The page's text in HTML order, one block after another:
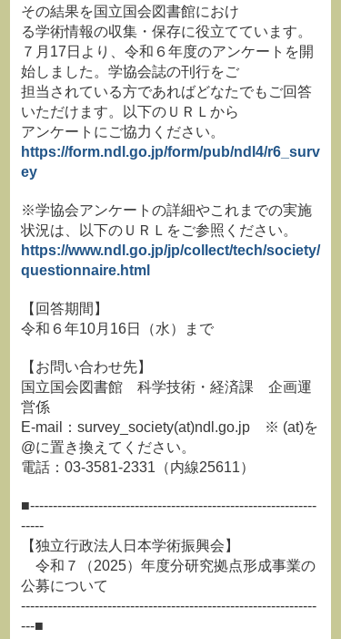
その結果を国立国会図書館におけ
る学術情報の収集・保存に役立てています。
７月17日より、令和６年度のアンケートを開
始しました。学協会誌の刊行をご
担当されている方であればどなたでもご回答
いただけます。以下のＵＲＬから
アンケートにご協力ください。
https://form.ndl.go.jp/form/pub/ndl4/r6_surv
ey
※学協会アンケートの詳細やこれまでの実施
状況は、以下のＵＲＬをご参照ください。
https://www.ndl.go.jp/jp/collect/tech/society/
questionnaire.html
【回答期間】
令和６年10月16日（水）まで
【お問い合わせ先】
国立国会図書館 科学技術・経済課 企画運
営係
E-mail：survey_society(at)ndl.go.jp ※ (at)を
@に置き換えてください。
電話：03-3581-2331（内線25611）
■---------------------------------------------------------------
-----
【独立行政法人日本学術振興会】
令和７（2025）年度分研究拠点形成事業の
公募について
-----------------------------------------------------------------
---■